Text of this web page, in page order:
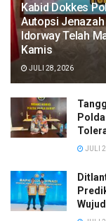
Kabid Dokkes
Autopsi Jenazah
Idorway Telah
Kamis
JULI 28, 2026
JULI